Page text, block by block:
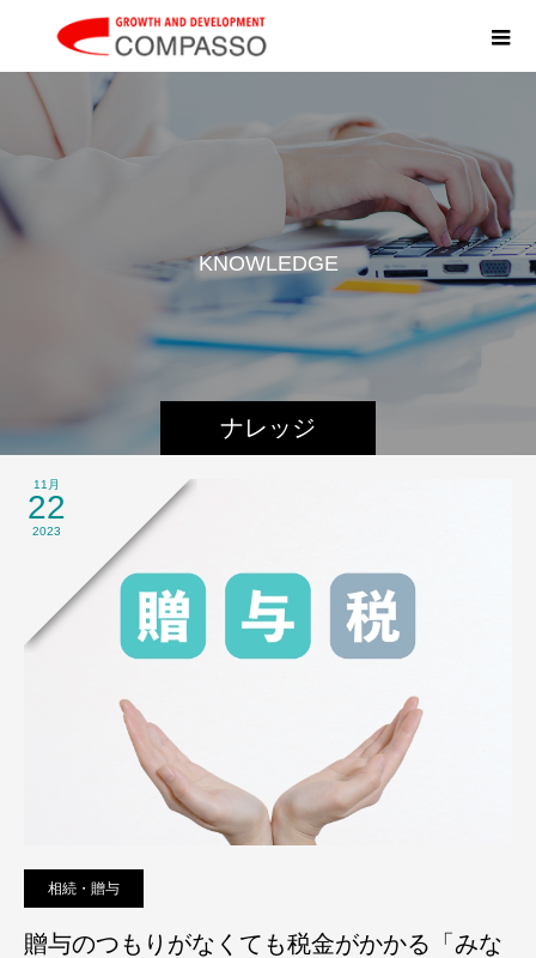
ナレッジ
KNOWLEDGE
11月
22
2023
相続・贈与
贈与のつもりがなくても税金がかかる「みな